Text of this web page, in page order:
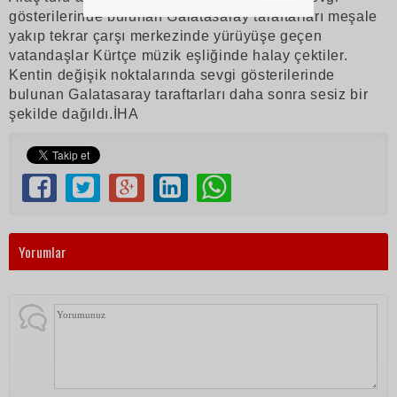
gösterilerinde bulunan Galatasaray taraftarları meşale
yakıp tekrar çarşı merkezinde yürüyüşe geçen
vatandaşlar Kürtçe müzik eşliğinde halay çektiler.
Kentin değişik noktalarında sevgi gösterilerinde
bulunan Galatasaray taraftarları daha sonra sesiz bir
şekilde dağıldı.İHA
Yorumlar